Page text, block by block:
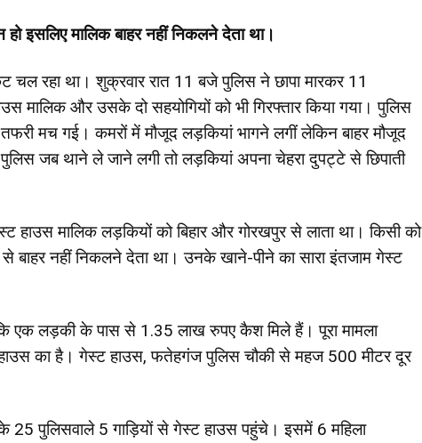
इसलिए मालिक बाहर नहीं निकलने देता था।
रहा था। शुक्रवार रात 11 बजे पुलिस ने छापा मारकर 11
मालिक और उसके दो सहयोगियों को भी गिरफ्तार किया गया। पुलिस
मच गई। कमरों में मौजूद लड़कियां भागने लगीं लेकिन बाहर मौजूद
जब थाने ले जाने लगी तो लड़कियां अपना चेहरा दुपट्टे से छिपाती
हाउस मालिक लड़कियों को बिहार और गोरखपुर से लाता था। किसी को
बाहर नहीं निकलने देता था। उनके खाने-पीने का सारा इंतजाम गेस्ट
एक लड़की के पास से 1.35 लाख रुपए कैश मिले हैं। पूरा मामला
हाउस का है। गेस्ट हाउस, फतेहगंज पुलिस चौकी से महज 500 मीटर दूर
25 पुलिसवाले 5 गाड़ियों से गेस्ट हाउस पहुंचे। इसमें 6 महिला